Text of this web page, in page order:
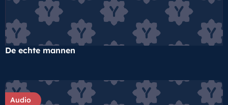
De echte mannen
Audio